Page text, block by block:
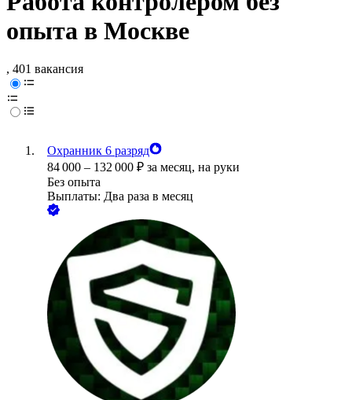
опыта в Москве
, 401 вакансия
Охранник 6 разряд
84 000 – 132 000 ₽ за месяц, на руки
Без опыта
Выплаты: Два раза в месяц